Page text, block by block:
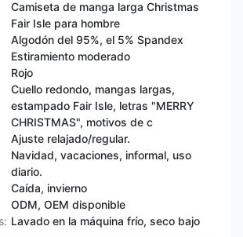
Camiseta de manga larga Christmas
Fair Isle para hombre
Algodón del 95%, el 5% Spandex
Estiramiento moderado
Rojo
Cuello redondo, mangas largas,
estampado Fair Isle, letras "MERRY
CHRISTMAS", motivos de c
Ajuste relajado/regular.
Navidad, vacaciones, informal, uso
diario.
Caída, invierno
ODM, OEM disponible
Lavado en la máquina frío, seco bajo